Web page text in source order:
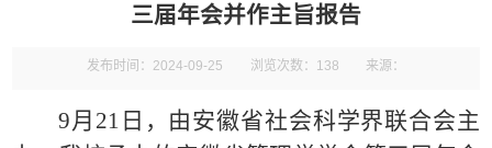
三届年会并作主旨报告
发布时间：2024-09-25 浏览次数： 138 来源：
9月21日，由安徽省社会科学界联合会主